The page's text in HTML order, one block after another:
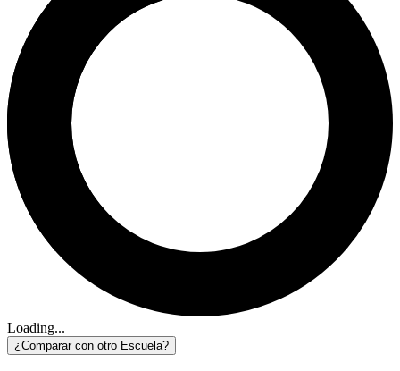
Loading...
¿Comparar con otro Escuela?